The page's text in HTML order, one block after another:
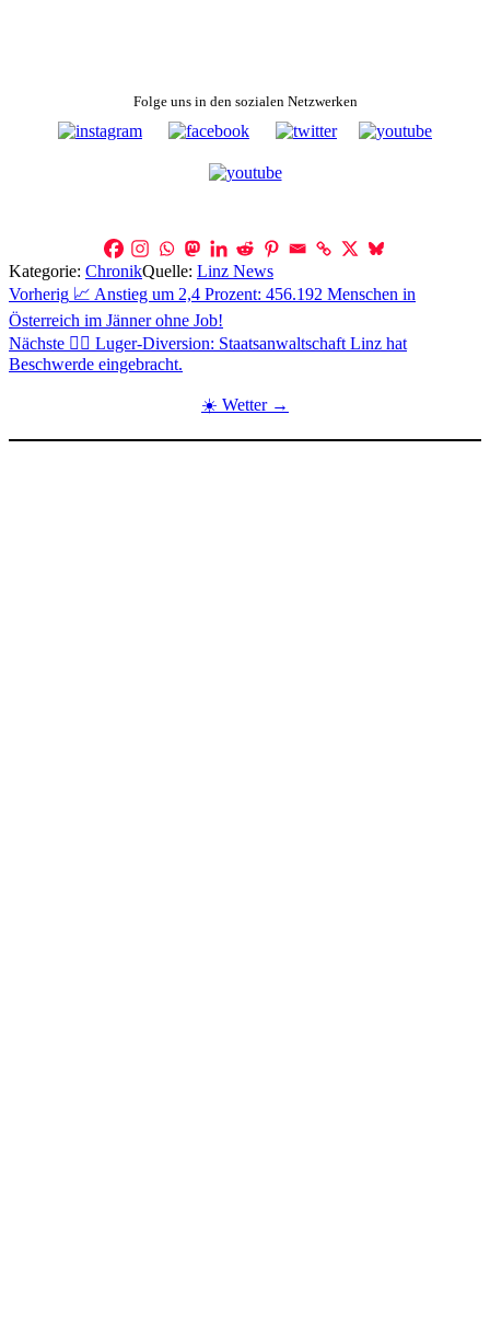
Folge uns in den sozialen Netzwerken
Kategorie: ChronikQuelle: Linz News
Beitragsnavigation
Vorherig 📈 Anstieg um 2,4 Prozent: 456.192 Menschen in
Österreich im Jänner ohne Job!
Nächste 👨‍⚖️ Luger-Diversion: Staatsanwaltschaft Linz hat
Beschwerde eingebracht.
☀️ Wetter →